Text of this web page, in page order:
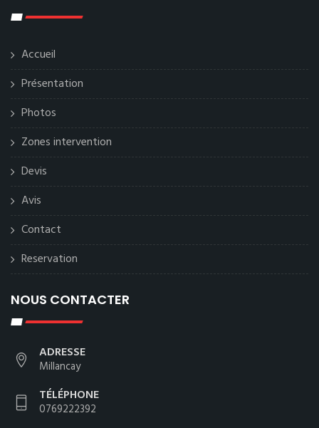
Accueil
Présentation
Photos
Zones intervention
Devis
Avis
Contact
Reservation
NOUS CONTACTER
ADRESSE
Millancay
TÉLÉPHONE
0769222392